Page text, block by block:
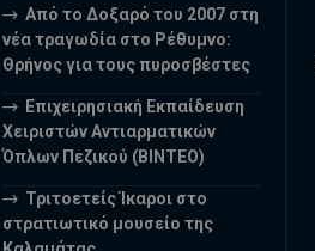
Από το Δοξαρό του 2007 στη
νέα τραγωδία στο Ρέθυμνο:
Θρήνος για τους πυροσβέστες
Επιχειρησιακή Εκπαίδευση
Χειριστών Αντιαρματικών
Όπλων Πεζικού (ΒΙΝΤΕΟ)
Τριτοετείς Ίκαροι στο
στρατιωτικό μουσείο της